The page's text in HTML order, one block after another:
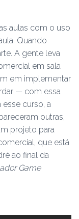
aulas com o uso
Quando
A gente leva
em sala
em implementar
— com essa
curso, a
outras,
projeto para
que está
ao final da
Game